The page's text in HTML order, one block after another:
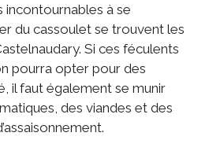
incontournables à se
du cassoulet se trouvent les
Si ces féculents
pourra opter pour des
il faut également se munir
des viandes et des